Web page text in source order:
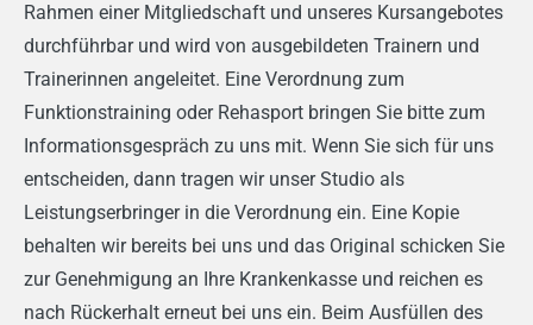
Rahmen einer Mitgliedschaft und unseres Kursangebotes
durchführbar und wird von ausgebildeten Trainern und
Trainerinnen angeleitet. Eine Verordnung zum
Funktionstraining oder Rehasport bringen Sie bitte zum
Informationsgespräch zu uns mit. Wenn Sie sich für uns
entscheiden, dann tragen wir unser Studio als
Leistungserbringer in die Verordnung ein. Eine Kopie
behalten wir bereits bei uns und das Original schicken Sie
zur Genehmigung an Ihre Krankenkasse und reichen es
nach Rückerhalt erneut bei uns ein. Beim Ausfüllen des